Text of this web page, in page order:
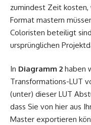
zumindest Zeit kosten,
Format mastern
Coloristen beteiligt
ursprünglichen
In Diagramm 2 haben
Transformations-LUT
(unter) dieser LUT
dass Sie von hier aus
Master exportieren